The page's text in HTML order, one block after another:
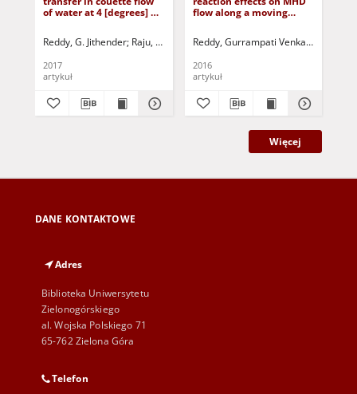
of water at 4 [degrees] C
finite element method
Reddy, G. Jithender Raju, R. Srinivasa Rao, J. Anand Gorla, Rama
2017
artykuł
flow along a moving
Reddy, Gurrampati Venkata Ramana
2016
artykuł
Więcej
DANE KONTAKTOWE
Adres
Biblioteka Uniwersytetu
Zielonogórskiego
al. Wojska Polskiego 71
65-762 Zielona Góra
Telefon